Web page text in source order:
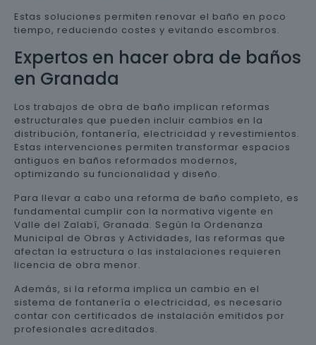
Estas soluciones permiten renovar el baño en poco
tiempo, reduciendo costes y evitando escombros.
Expertos en hacer obra de baños
en Granada
Los trabajos de obra de baño implican reformas
estructurales que pueden incluir cambios en la
distribución, fontanería, electricidad y revestimientos.
Estas intervenciones permiten transformar espacios
antiguos en baños reformados modernos,
optimizando su funcionalidad y diseño.
Para llevar a cabo una reforma de baño completo, es
fundamental cumplir con la normativa vigente en
Valle del Zalabí, Granada. Según la Ordenanza
Municipal de Obras y Actividades, las reformas que
afectan la estructura o las instalaciones requieren
licencia de obra menor.
Además, si la reforma implica un cambio en el
sistema de fontanería o electricidad, es necesario
contar con certificados de instalación emitidos por
profesionales acreditados.